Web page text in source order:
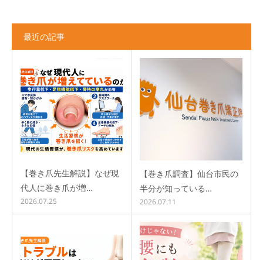
最近の記事
【巻き爪先生解説】なぜ現
代人に巻き爪が増…
2026.07.25
【巻き爪調査】仙台市民の
半分が知っている…
2026.07.11